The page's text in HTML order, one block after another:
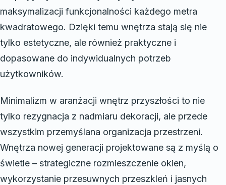
maksymalizacji funkcjonalności każdego metra
kwadratowego. Dzięki temu wnętrza stają się nie
tylko estetyczne, ale również praktyczne i
dopasowane do indywidualnych potrzeb
użytkowników.
Minimalizm w aranżacji wnętrz przyszłości to nie
tylko rezygnacja z nadmiaru dekoracji, ale przede
wszystkim przemyślana organizacja przestrzeni.
Wnętrza nowej generacji projektowane są z myślą o
świetle – strategiczne rozmieszczenie okien,
wykorzystanie przesuwnych przeszkleń i jasnych